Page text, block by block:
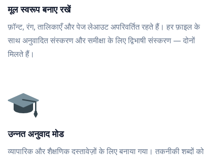
मूल स्वरूप बनाए रखें
फ़ॉन्ट, रंग, तालिकाएँ और पेज लेआउट अपरिवर्तित रहते हैं। हर फ़ाइल के
साथ अनुवादित संस्करण और समीक्षा के लिए द्विभाषी संस्करण — दोनों
मिलते हैं।
उन्नत अनुवाद मोड
व्यापारिक और शैक्षणिक दस्तावेज़ों के लिए बनाया गया। तकनीकी शब्दों को